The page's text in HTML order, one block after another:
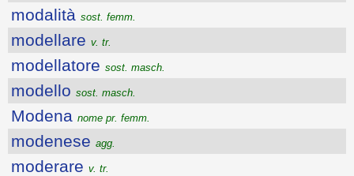
modalità sost. femm.
modellare v. tr.
modellatore sost. masch.
modello sost. masch.
Modena nome pr. femm.
modenese agg.
moderare v. tr.